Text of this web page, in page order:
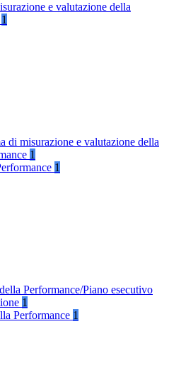
e valutazione della
1
di misurazione e valutazione della
1
1
Performance/Piano esecutivo
1
Performance 1